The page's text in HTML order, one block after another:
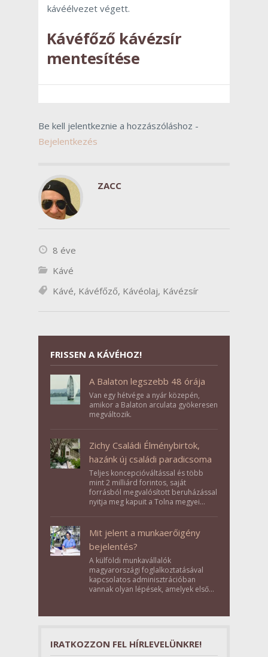
kávéélvezet végett.
Kávéfőző kávézsír
mentesítése
Be kell jelentkeznie a hozzászóláshoz -
Bejelentkezés
ZACC
8 éve
Kávé
Kávé, Kávéfőző, Kávéolaj, Kávézsír
FRISSEN A KÁVÉHOZ!
A Balaton legszebb 48 órája
Van egy hétvége a nyár közepén,
amikor a Balaton arculata gyökeresen
megváltozik.
Zichy Családi Élménybirtok,
hazánk új családi paradicsoma
Teljes koncepcióváltással és több
mint 2 milliárd forintos, saját
forrásból megvalósított beruházással
nyitja meg kapuit a Tolna megyei
Mit jelent a munkaerőigény
bejelentés?
A külföldi munkavállalók
magyarországi foglalkoztatásával
kapcsolatos adminisztrációban
vannak olyan lépések, amelyek első
szerepet töltenek be az egész
IRATKOZZON FEL HÍRLEVELÜNKRE!